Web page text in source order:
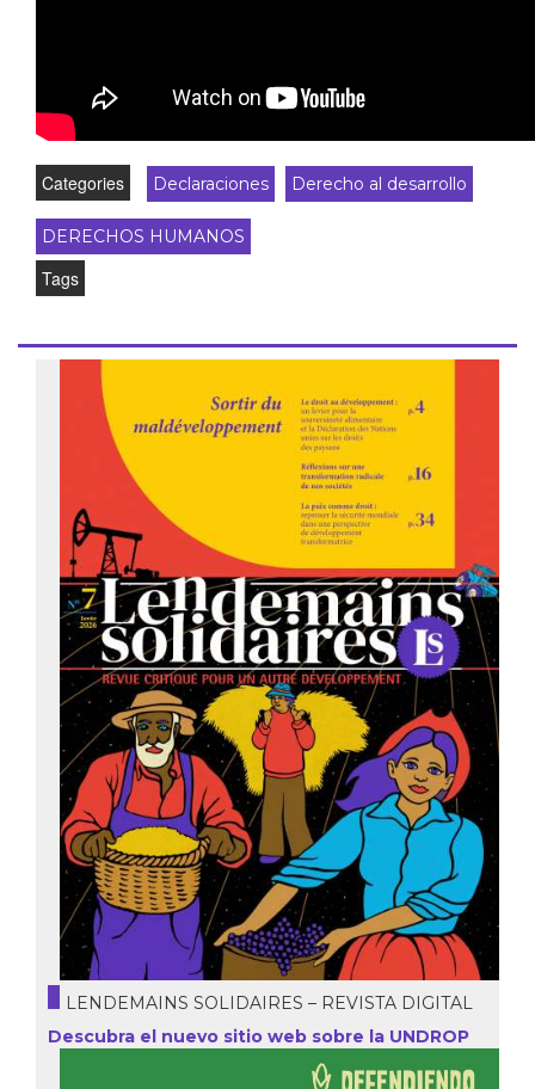
Categories Declaraciones Derecho al desarrollo
DERECHOS HUMANOS
Tags
LENDEMAINS SOLIDAIRES – REVISTA DIGITAL
Descubra el nuevo sitio web sobre la UNDROP